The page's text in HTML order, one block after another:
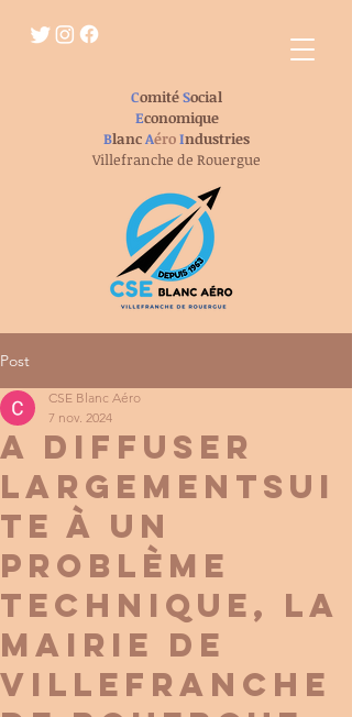
ComitéSocial
Economique
BlancAéroIndustries
Villefranche de Rouergue
Post
A DIFFUSER
LARGEMENTsui
te à un
problème
technique, la
mairie de
Villefranche
CSE Blanc Aéro
7 nov. 2024